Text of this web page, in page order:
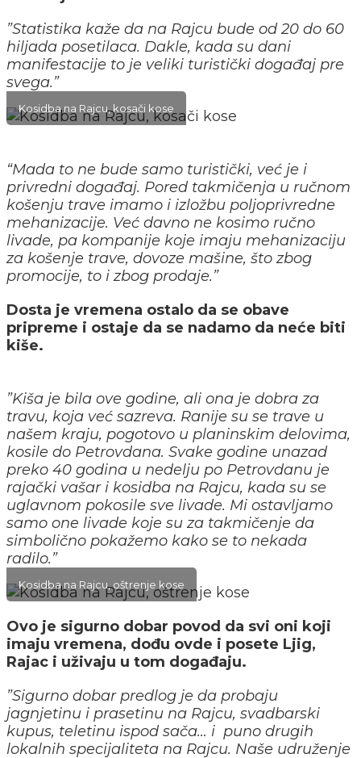
”Statistika kaže da na Rajcu bude od 20 do 60
hiljada posetilaca. Dakle, kada su dani
manifestacije to je veliki turistički događaj pre
svega.”
Kosidba na Rajcu, kosači kose
“Mada to ne bude samo turistički, već je i
privredni događaj. Pored takmičenja u ručnom
košenju trave imamo i izložbu poljoprivredne
mehanizacije. Već davno ne kosimo ručno
livade, pa kompanije koje imaju mehanizaciju
za košenje trave, dovoze mašine, što zbog
promocije, to i zbog prodaje.”
Dosta je vremena ostalo da se obave
pripreme i ostaje da se nadamo da neće biti
kiše.
”Kiša je bila ove godine, ali ona je dobra za
travu, koja već sazreva. Ranije su se trave u
našem kraju, pogotovo u planinskim delovima,
kosile do Petrovdana. Svake godine unazad
preko 40 godina u nedelju po Petrovdanu je
rajački vašar i kosidba na Rajcu, kada su se
uglavnom pokosile sve livade. Mi ostavljamo
samo one livade koje su za takmičenje da
simbolično pokažemo kako se to nekada
radilo.”
Kosidba na Rajcu, oštrenje kose
Ovo je sigurno dobar povod da svi oni koji
imaju vremena, dođu ovde i posete Ljig,
Rajac i uživaju u tom događaju.
”Sigurno dobar predlog je da probaju
jagnjetinu i prasetinu na Rajcu, svadbarski
kupus, teletinu ispod sača… i puno drugih
lokalnih specijaliteta na Rajcu. Naše udruženje